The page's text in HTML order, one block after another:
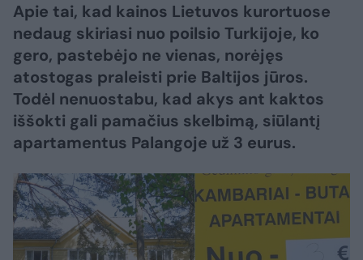
Apie tai, kad kainos Lietuvos kurortuose
nedaug skiriasi nuo poilsio Turkijoje, ko
gero, pastebėjo ne vienas, norėjęs
atostogas praleisti prie Baltijos jūros.
Todėl nenuostabu, kad akys ant kaktos
iššokti gali pamačius skelbimą, siūlantį
apartamentus Palangoje už 3 eurus.